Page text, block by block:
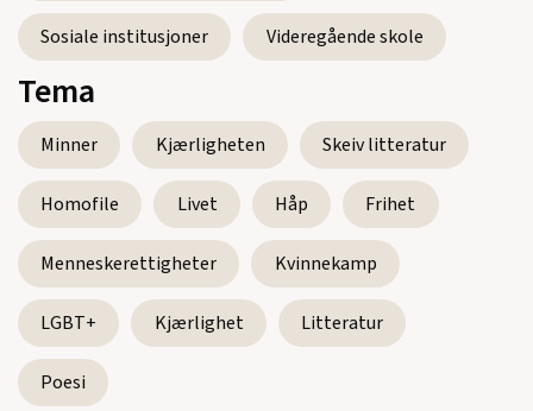
Sosiale institusjoner Videregående skole
Tema
Minner Kjærligheten Skeiv litteratur
Homofile Livet Håp Frihet
Menneskerettigheter Kvinnekamp
LGBT+ Kjærlighet Litteratur
Poesi